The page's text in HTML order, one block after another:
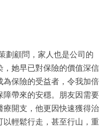
劃顧問，家人也是公司的
她早已對保險的價值深信
保險的受益者，令我加倍
帶來的安穩。朋友因需要
開支，他更因快速獲得治
輕鬆行走，甚至行山，重